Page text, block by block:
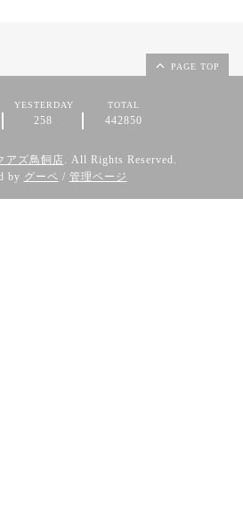
PAGE TOP
YESTERDAY
258
TOTAL
442850
アズ鳥飼店. All Rights Reserved.
by グーペ / 管理ページ